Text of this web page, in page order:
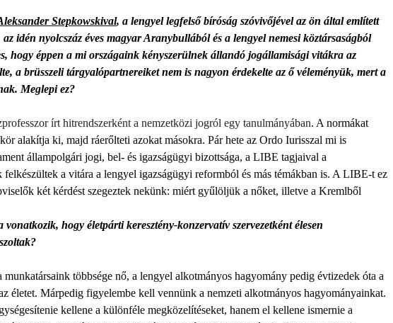
Stepkowskival, a lengyel legfelső bíróság szóvivőjével az ön által említett
idén nyolcszáz éves magyar Aranybullából és a lengyel nemesi köztársaságból
hogy éppen a mi országaink kényszerülnek állandó jogállamisági vitákra az
a brüsszeli tárgyalópartnereiket nem is nagyon érdekelte az ő véleményük, mert a
Meglepi ez?
írt hitrendszerként a nemzetközi jogról egy tanulmányában. A normákat
alakítja ki, majd ráerőlteti azokat másokra. Pár hete az Ordo Iurisszal mi is
állampolgári jogi, bel- és igazságügyi bizottsága, a LIBE tagjaival a
a vitára a lengyel igazságügyi reformból és más témákban is. A LIBE-t ez
két kérdést szegeztek nekünk: miért gyűlöljük a nőket, illetve a Kremlből
hogy életpárti keresztény-konzervatív szervezetként élesen
többsége nő, a lengyel alkotmányos hagyomány pedig évtizedek óta a
életet. Márpedig figyelembe kell vennünk a nemzeti alkotmányos hagyományainkat.
kellene a különféle megközelítéseket, hanem el kellene ismernie a